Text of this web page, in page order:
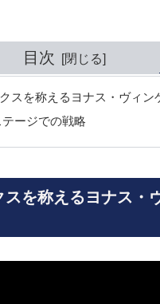
目次
スを称えるヨナス・ヴィン
ージでの戦略
スを称えるヨナス・